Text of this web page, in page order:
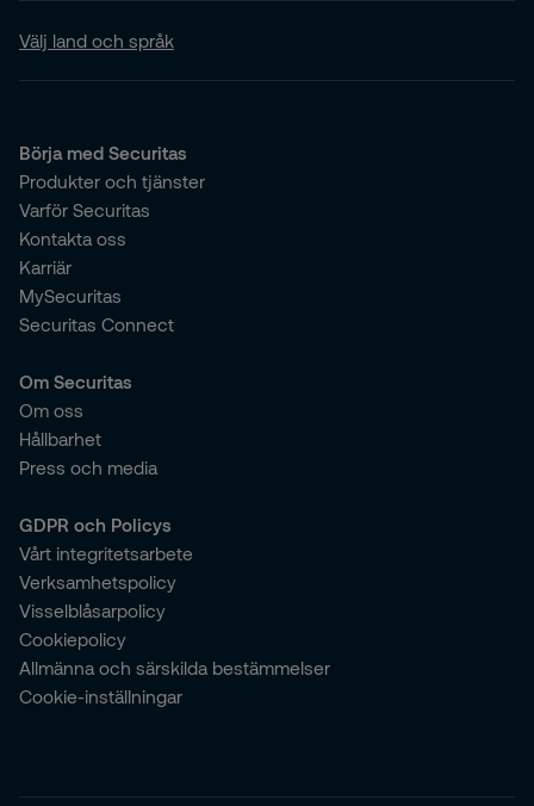
Välj land och språk
Börja med Securitas
Produkter och tjänster
Varför Securitas
Kontakta oss
Karriär
MySecuritas
Securitas Connect
Om Securitas
Om oss
Hållbarhet
Press och media
GDPR och Policys
Vårt integritetsarbete
Verksamhetspolicy
Visselblåsarpolicy
Cookiepolicy
Allmänna och särskilda bestämmelser
Cookie-inställningar